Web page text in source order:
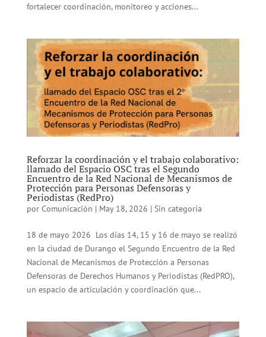
fortalecer coordinación, monitoreo y acciones...
Reforzar la coordinación y el trabajo colaborativo:
llamado del Espacio OSC tras el Segundo
Encuentro de la Red Nacional de Mecanismos de
Protección para Personas Defensoras y
Periodistas (RedPro)
por Comunicación | May 18, 2026 | Sin categoría
18 de mayo 2026 Los días 14, 15 y 16 de mayo se realizó
en la ciudad de Durango el Segundo Encuentro de la Red
Nacional de Mecanismos de Protección a Personas
Defensoras de Derechos Humanos y Periodistas (RedPRO),
un espacio de articulación y coordinación que...